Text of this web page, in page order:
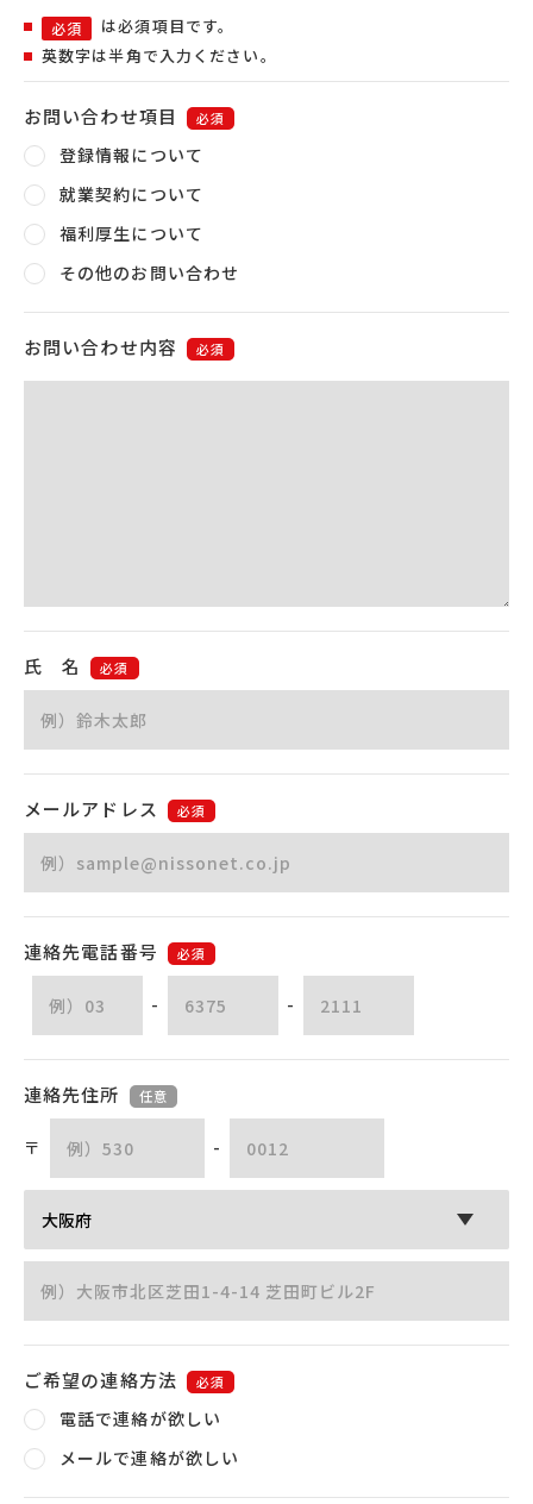
必須
は必須項目です。
英数字は半角で入力ください。
お問い合わせ項目 必須
登録情報について
就業契約について
福利厚生について
その他のお問い合わせ
お問い合わせ内容 必須
氏 名 必須
メールアドレス 必須
連絡先電話番号 必須
- -
連絡先住所 任意
〒 -
ご希望の連絡方法 必須
電話で連絡が欲しい
メールで連絡が欲しい